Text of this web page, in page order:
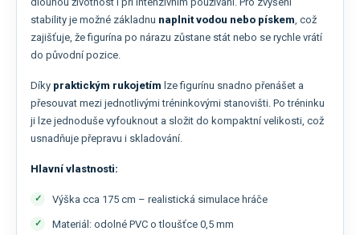
stability je možné základnu naplnit vodou nebo pískem , což
zajišťuje, že figurína po nárazu zůstane stát nebo se rychle vrátí
do původní pozice.
Díky praktickým rukojetím lze figurínu snadno přenášet a
přesouvat mezi jednotlivými tréninkovými stanovišti. Po tréninku
ji lze jednoduše vyfouknout a složit do kompaktní velikosti, což
usnadňuje přepravu i skladování.
Hlavní vlastnosti:
Výška cca 175 cm – realistická simulace hráče
Materiál: odolné PVC o tloušťce 0,5 mm